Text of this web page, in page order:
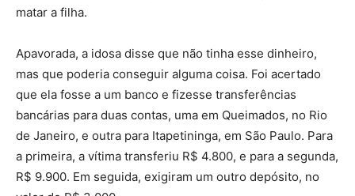
matar a filha.
Apavorada, a idosa disse que não tinha esse dinheiro,
mas que poderia conseguir alguma coisa. Foi acertado
que ela fosse a um banco e fizesse transferências
bancárias para duas contas, uma em Queimados, no Rio
de Janeiro, e outra para Itapetininga, em São Paulo. Para
a primeira, a vítima transferiu R$ 4.800, e para a segunda,
R$ 9.900. Em seguida, exigiram um outro depósito, no